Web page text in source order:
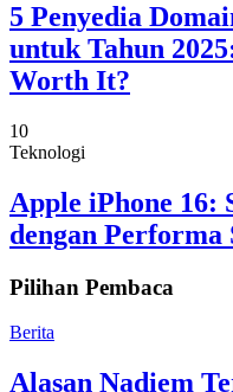
5 Penyedia
untuk Tahun
Worth It?
10
Teknologi
Apple iPhone 16:
dengan Performa
Pilihan Pembaca
Berita
Alasan Nadiem